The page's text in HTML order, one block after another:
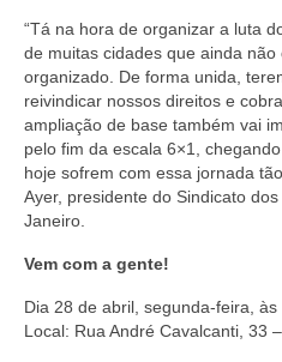
SERVIÇOS
Acordos e
Cadastro de
Homologações
Saúde
“Tá na hora de organizar a luta
de muitas cidades que ainda
organizado. De forma unida,
reivindicar nossos direitos e
ampliação de base também vai
pelo fim da escala 6×1,
hoje sofrem com essa jornada
Ayer, presidente do Sindicato
Janeiro.
Vem com a gente!
Dia 28 de abril, segunda-feira, às
Local: Rua André Cavalcanti, 33 –